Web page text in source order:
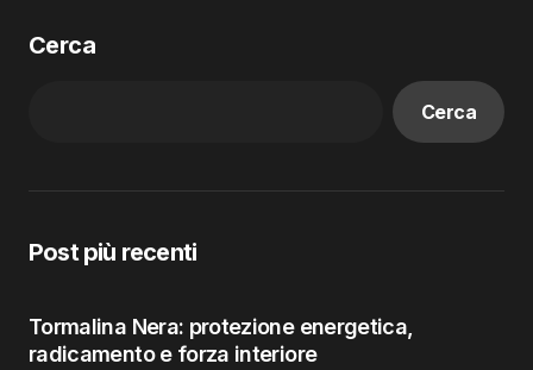
Cerca
Cerca
Post più recenti
Tormalina Nera: protezione energetica,
radicamento e forza interiore